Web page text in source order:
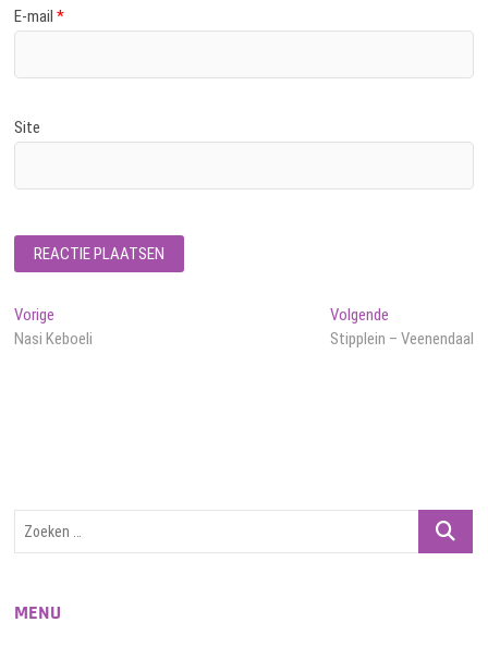
E-mail*
Site
Bericht
navigatie
Vorige
bericht:
Nasi Keboeli
VolgendeVolgend
bericht:
Stipplein – Veenendaal
Zoeken
MENU